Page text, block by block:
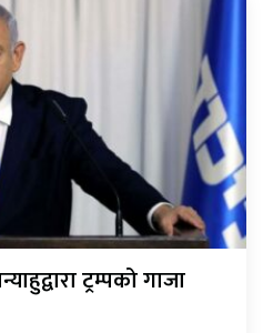
ट्रम्पको गाजा